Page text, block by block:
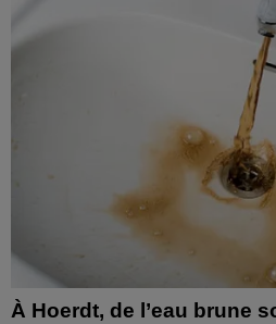
À Hoerdt, de l’eau brune